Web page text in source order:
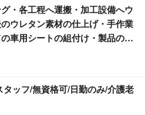
・各工程へ運搬・加工設備へウ
ウレタン素材の仕上げ・手作業
車用シートの組付け・製品の検
タッフ/無資格可/日勤のみ/介護老